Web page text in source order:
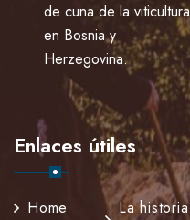
de cuna de la viticultura
en Bosnia y
Herzegovina.
Enlaces útiles
Home
La historia